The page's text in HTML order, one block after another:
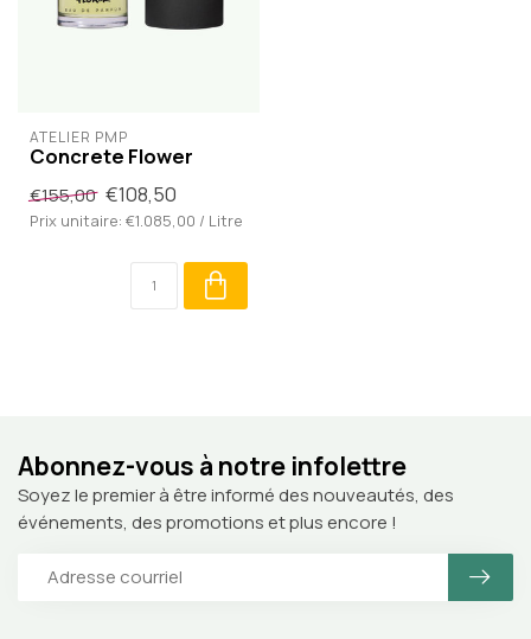
ATELIER PMP
Concrete Flower
€155,00 €108,50
Prix unitaire: €1.085,00 / Litre
Abonnez-vous à notre infolettre
Soyez le premier à être informé des nouveautés, des
événements, des promotions et plus encore !